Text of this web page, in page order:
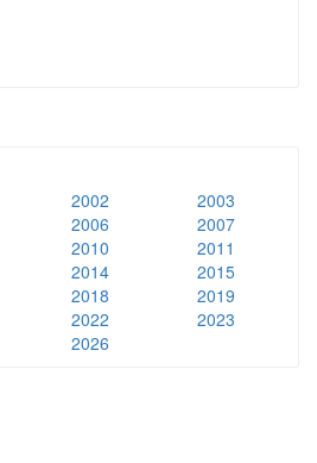
2002
2003
2006
2007
2010
2011
2014
2015
2018
2019
2022
2023
2026